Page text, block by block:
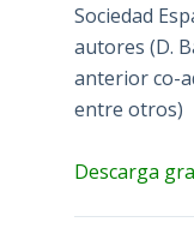
Sociedad
autores (D.
anterior co-
entre otros)
Descarga